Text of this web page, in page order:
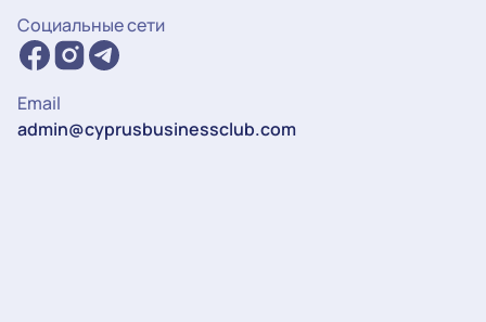
Социальные сети
Email
admin@cyprusbusinessclub.com